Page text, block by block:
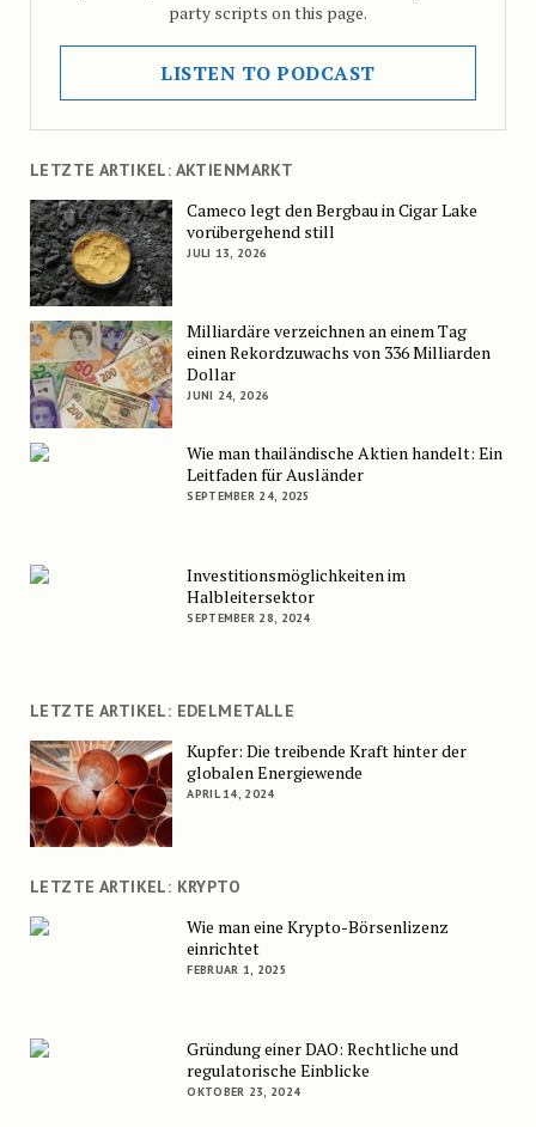
party scripts on this page.
LISTEN TO PODCAST
LETZTE ARTIKEL: AKTIENMARKT
Cameco legt den Bergbau in Cigar Lake
vorübergehend still
JULI 13, 2026
Milliardäre verzeichnen an einem Tag
einen Rekordzuwachs von 336 Milliarden
Dollar
JUNI 24, 2026
Wie man thailändische Aktien handelt: Ein
Leitfaden für Ausländer
SEPTEMBER 24, 2025
Investitionsmöglichkeiten im
Halbleitersektor
SEPTEMBER 28, 2024
LETZTE ARTIKEL: EDELMETALLE
Kupfer: Die treibende Kraft hinter der
globalen Energiewende
APRIL 14, 2024
LETZTE ARTIKEL: KRYPTO
Wie man eine Krypto-Börsenlizenz
einrichtet
FEBRUAR 1, 2025
Gründung einer DAO: Rechtliche und
regulatorische Einblicke
OKTOBER 23, 2024